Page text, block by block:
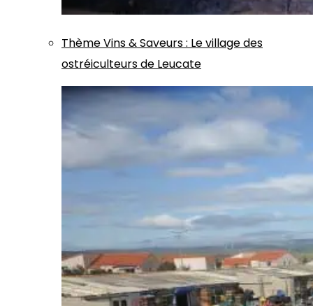
ThèmeVins & Saveurs: Le village des
ostréiculteurs de Leucate